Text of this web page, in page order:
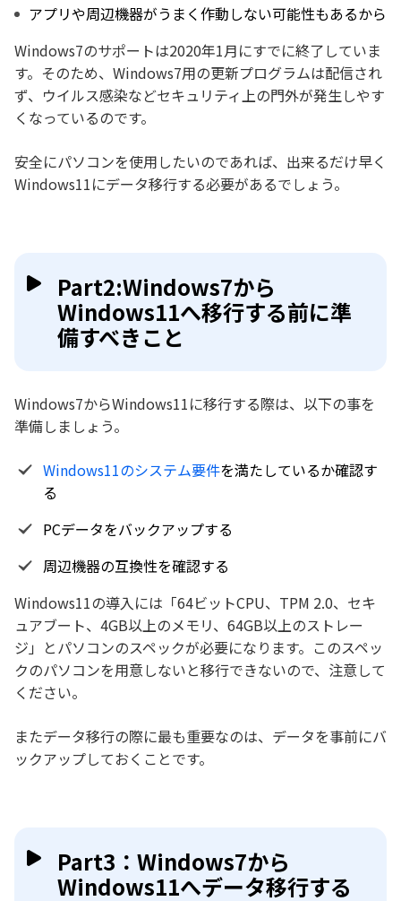
アプリや周辺機器がうまく作動しない可能性もあるから
Windows7のサポートは2020年1月にすでに終了していま
す。そのため、Windows7用の更新プログラムは配信され
ず、ウイルス感染などセキュリティ上の門外が発生しやす
くなっているのです。
安全にパソコンを使用したいのであれば、出来るだけ早く
Windows11にデータ移行する必要があるでしょう。
Part2:Windows7から
Windows11へ移行する前に準
備すべきこと
Windows7からWindows11に移行する際は、以下の事を
準備しましょう。
Windows11のシステム要件を満たしているか確認す
る
PCデータをバックアップする
周辺機器の互換性を確認する
Windows11の導入には「64ビットCPU、TPM 2.0、セキ
ュアブート、4GB以上のメモリ、64GB以上のストレー
ジ」とパソコンのスペックが必要になります。このスペッ
クのパソコンを用意しないと移行できないので、注意して
ください。
またデータ移行の際に最も重要なのは、データを事前にバ
ックアップしておくことです。
Part3：Windows7から
Windows11へデータ移行する